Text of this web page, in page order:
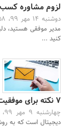
لزوم مشاوره کسب
دوشنبه 14 مهر 99، 16:58 -
مدیر موفقی هستید،
کنید ...
۷ نکته برای موفقیت ایمیل مارکتینگ
چهارشنبه 9 مهر 99، 10:03 -
دیجیتال است که به